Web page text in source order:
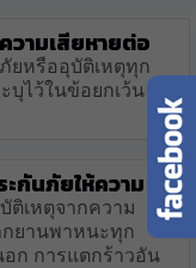
ามเสียหายต่อ
ยหรืออุบัติเหตุทุก
บุไว้ในข้อยกเว้น
กันภัยให้ความ
ติเหตุจากความ
กยานพาหนะทุก
ก การแตกร้าวอัน